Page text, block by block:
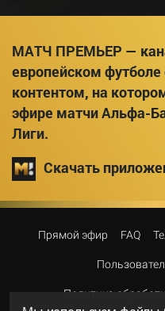
МАТЧ ПРЕМЬЕР —
европейском
контентом, на
эфире матчи Альфа-
Лиги.
Скачать
Прямой эфир FAQ
Политика